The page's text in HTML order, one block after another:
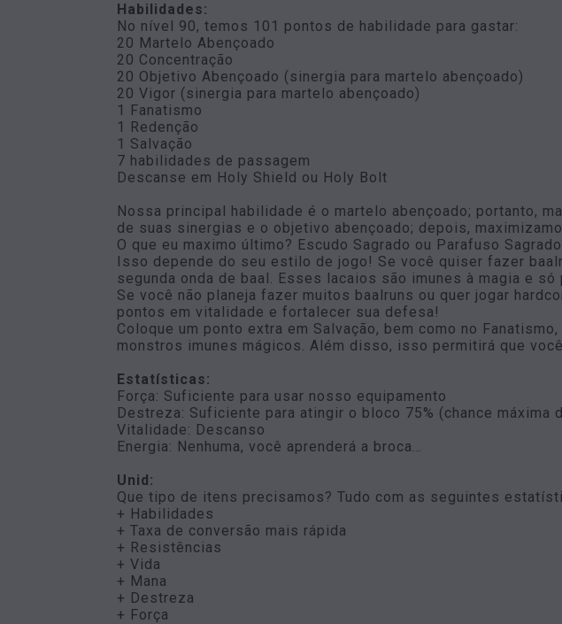
Habilidades:
No nível 90, temos 101 pontos de habilidade para gastar:
20 Martelo Abençoado
20 Concentração
20 Objetivo Abençoado (sinergia para martelo abençoado)
20 Vigor (sinergia para martelo abençoado)
1 Fanatismo
1 Redenção
1 Salvação
7 habilidades de passagem
Descanse em Holy Shield ou Holy Bolt
Nossa principal habilidade é o martelo abençoado; portanto,
de suas sinergias e o objetivo abençoado; depois,
O que eu maximo último? Escudo Sagrado ou Parafuso
Isso depende do seu estilo de jogo! Se você quiser fazer
segunda onda de baal. Esses lacaios são imunes à magia e
Se você não planeja fazer muitos baalruns ou quer jogar
pontos em vitalidade e fortalecer sua defesa!
Coloque um ponto extra em Salvação, bem como no
monstros imunes mágicos. Além disso, isso permitirá que
Estatísticas:
Força: Suficiente para usar nosso equipamento
Destreza: Suficiente para atingir o bloco 75% (chance máxima
Vitalidade: Descanso
Energia: Nenhuma, você aprenderá a broca…
Unid:
Que tipo de itens precisamos? Tudo com as seguintes
+ Habilidades
+ Taxa de conversão mais rápida
+ Resistências
+ Vida
+ Mana
+ Destreza
+ Força